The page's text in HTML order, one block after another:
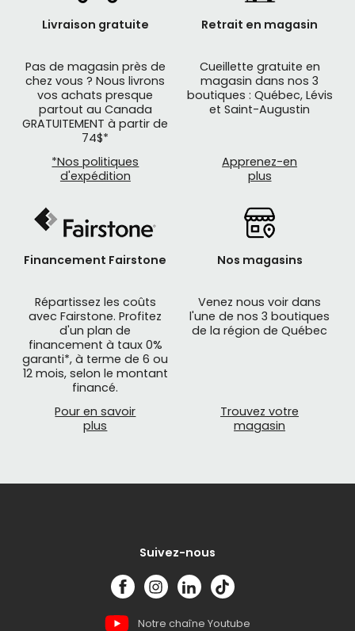
Livraison gratuite
Pas de magasin près de
chez vous ? Nous livrons
vos achats presque
partout au Canada
GRATUITEMENT à partir de
74$*
*Nos politiques
d'expédition
Retrait en magasin
Cueillette gratuite en
magasin dans nos 3
boutiques : Québec, Lévis
et Saint-Augustin
Apprenez-en
plus
Financement Fairstone
Répartissez les coûts
avec Fairstone. Profitez
d'un plan de
financement à taux 0%
garanti*, à terme de 6 ou
12 mois, selon le montant
financé.
Pour en savoir
plus
Nos magasins
Venez nous voir dans
l'une de nos 3 boutiques
de la région de Québec
Trouvez votre
magasin
Suivez-nous
Notre chaîne Youtube